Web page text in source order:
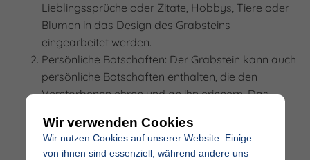
Lieblingssprüche oder Zitate, Hobbys, Tiere oder
Blumen in das Design des Grabsteins
eingearbeitet werden.
Persönliche Botschaften: Der Grabstein kann auch
persönliche Botschaften enthalten, die den
Verstorbenen ehren und an ihn erinnern. Das
Erinnerung“ oder „Für immer in unseren Herzen“
sein. Auch Zitate oder Gedichte können auf dem
Wir verwenden Cookies
Wir nutzen Cookies auf unserer Website. Einige
von ihnen sind essenziell, während andere uns